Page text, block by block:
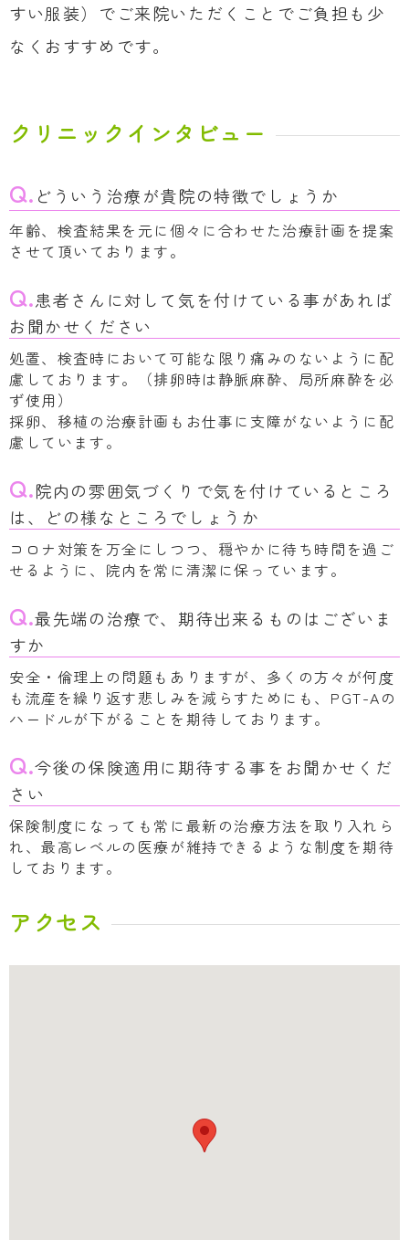
すい服装）でご来院いただくことでご負担も少
なくおすすめです。
クリニックインタビュー
Q. どういう治療が貴院の特徴でしょうか
年齢、検査結果を元に個々に合わせた治療計画を提案
させて頂いております。
Q.患者さんに対して気を付けている事があれば
お聞かせください
処置、検査時において可能な限り痛みのないように配
慮しております。（排卵時は静脈麻酔、局所麻酔を必
ず使用）
採卵、移植の治療計画もお仕事に支障がないように配
慮しています。
Q.院内の雰囲気づくりで気を付けているところ
は、どの様なところでしょうか
コロナ対策を万全にしつつ、穏やかに待ち時間を過ご
せるように、院内を常に清潔に保っています。
Q.最先端の治療で、期待出来るものはございま
すか
安全・倫理上の問題もありますが、多くの方々が何度
も流産を繰り返す悲しみを減らすためにも、PGT-Aの
ハードルが下がることを期待しております。
Q.今後の保険適用に期待する事をお聞かせくだ
さい
保険制度になっても常に最新の治療方法を取り入れら
れ、最高レベルの医療が維持できるような制度を期待
しております。
アクセス